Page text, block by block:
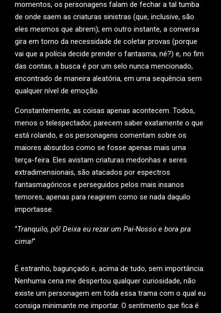
momentos, os personagens falam de fechar a tal tumba
de onde saem as criaturas sinistras (que, inclusive, são
eles mesmos que abrem); em outro instante, a conversa
gira em torno da necessidade de coletar provas (porque
vai que a polícia decide prender o fantasma, né?) e, no fim
das contas, a busca é por um selo nunca mencionado,
encontrado de maneira aleatória, em uma sequência sem
qualquer nível de emoção.
Constantemente, as coisas apenas acontecem. Todos,
menos o telespectador, parecem saber exatamente o que
está rolando, e os personagens comentam sobre os
maiores absurdos como se fosse apenas mais uma
terça-feira. Eles avistam criaturas medonhas e seres
extradimensionais, são atacados por espectros
fantasmagóricos e perseguidos pelos mais insanos
temores, apenas para reagirem como se nada daquilo
importasse.
“Tranquilo, pô! Deixa eu rezar um Pai-Nosso e bora pra
cima!”
É estranho, bagunçado e, acima de tudo, sem importância.
Nenhuma cena me despertou qualquer curiosidade, não
existe um personagem em toda essa trama com o qual eu
consiga minimante me importar. O sentimento que fica é